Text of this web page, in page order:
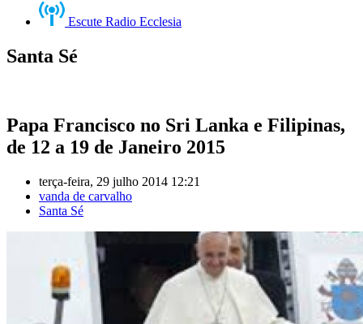
Escute Radio Ecclesia
Santa Sé
Papa Francisco no Sri Lanka e Filipinas,
de 12 a 19 de Janeiro 2015
terça-feira, 29 julho 2014 12:21
vanda de carvalho
Santa Sé